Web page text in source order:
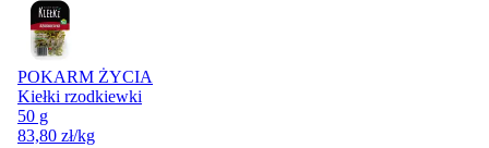
POKARM ŻYCIA
Kiełki rzodkiewki
50 g
83,80 zł/kg